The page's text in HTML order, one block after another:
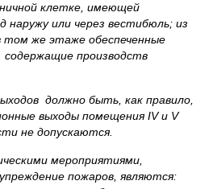
клетке, имеющей
наружу или через вестибюль; из
том же этаже обеспеченные
производств
должно быть, как правило,
выходы помещенияIVи V
не допускаются.
мероприятиями,
пожаров, являются: